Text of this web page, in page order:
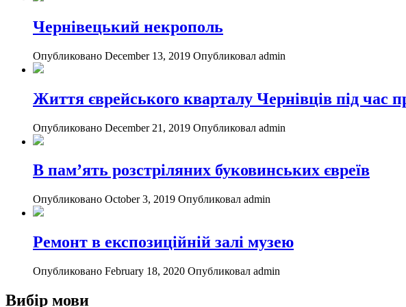
Чернівецький некрополь
Опубликовано December 13, 2019 Опубликовал admin
Життя єврейського кварталу Чернівців під час
Опубликовано December 21, 2019 Опубликовал admin
В пам’ять розстріляних буковинських євреїв
Опубликовано October 3, 2019 Опубликовал admin
Ремонт в експозиційній залі музею
Опубликовано February 18, 2020 Опубликовал admin
Вибір мови